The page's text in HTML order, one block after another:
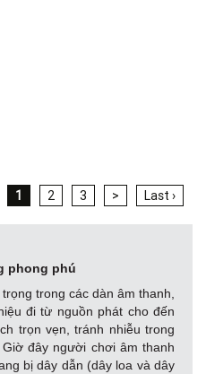
1 2 3 > Last ›
phong phú
trong các dàn âm thanh,
đi từ nguồn phát cho đến
trọn vẹn, tránh nhiễu trong
đây người chơi âm thanh
bị dây dẫn (dây loa và dây